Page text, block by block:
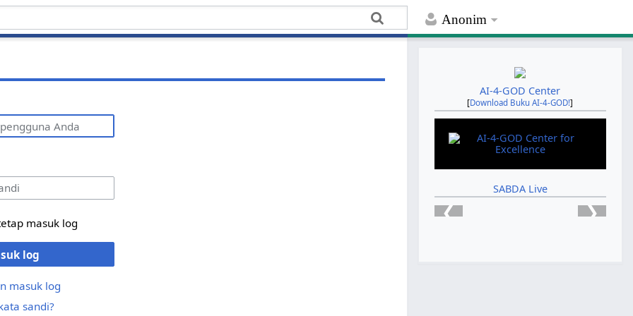
Anonim
masuk log
log
masuk log
sandi?
AI-4-GOD Center
[Download Buku AI-4-GOD!]
SABDA Live
❮ ❯